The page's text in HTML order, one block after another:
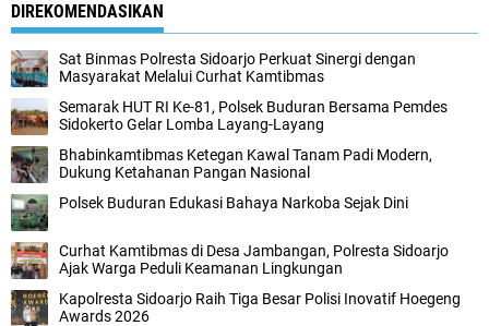
DIREKOMENDASIKAN
Sat Binmas Polresta Sidoarjo Perkuat Sinergi dengan
Masyarakat Melalui Curhat Kamtibmas
Semarak HUT RI Ke-81, Polsek Buduran Bersama Pemdes
Sidokerto Gelar Lomba Layang-Layang
Bhabinkamtibmas Ketegan Kawal Tanam Padi Modern,
Dukung Ketahanan Pangan Nasional
Polsek Buduran Edukasi Bahaya Narkoba Sejak Dini
Curhat Kamtibmas di Desa Jambangan, Polresta Sidoarjo
Ajak Warga Peduli Keamanan Lingkungan
Kapolresta Sidoarjo Raih Tiga Besar Polisi Inovatif Hoegeng
Awards 2026